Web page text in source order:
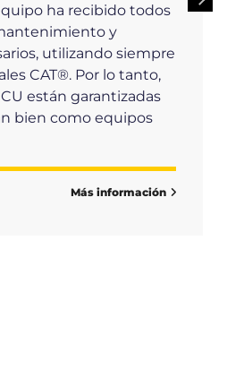
ha recibido todos
y
utilizando siempre
CAT®. Por lo tanto,
están garantizadas
bien como equipos
Más información